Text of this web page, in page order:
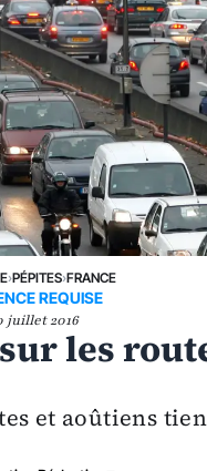
›PÉPITES›FRANCE
REQUISE
juillet 2016
les
et aoûtiens